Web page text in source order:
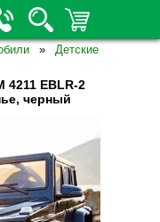
»Детские
4211 EBLR-2
черный